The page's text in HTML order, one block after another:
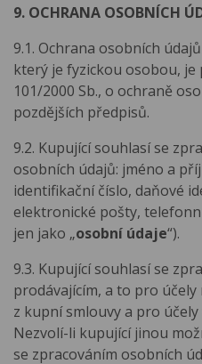
9. OCHRANA OSOBNÍCH
9.1. Ochrana osobních
který je fyzickou osobou, je
101/2000 Sb., o ochraně
pozdějších předpisů.
9.2. Kupující souhlasí se
osobních údajů: jméno a
identifikační číslo, daňové
elektronické pošty,
jen jako „osobní údaje“).
9.3. Kupující souhlasí se
prodávajícím, a to pro
z kupní smlouvy a pro
Nezvolí-li kupující jinou
se zpracováním osobních